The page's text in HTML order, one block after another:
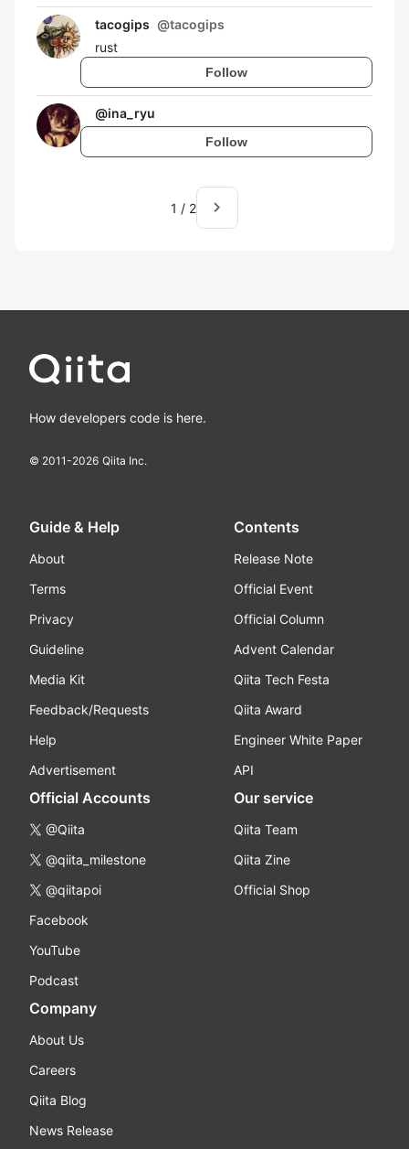
tacogips @tacogips
rust
Follow
@ina_ryu
Follow
1 / 2 navigate_next
How developers code is here.
© 2011-2026 Qiita Inc.
Guide & Help
About
Terms
Privacy
Guideline
Media Kit
Feedback/Requests
Help
Advertisement
Contents
Release Note
Official Event
Official Column
Advent Calendar
Qiita Tech Festa
Qiita Award
Engineer White Paper
API
Official Accounts
@Qiita
@qiita_milestone
@qiitapoi
Facebook
YouTube
Podcast
Our service
Qiita Team
Qiita Zine
Official Shop
Company
About Us
Careers
Qiita Blog
News Release